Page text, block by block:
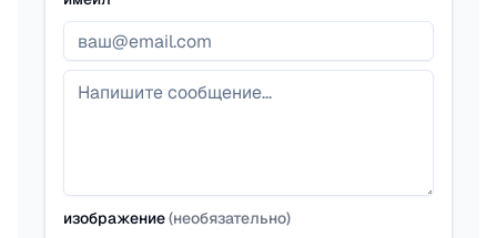
изображение(необязательно)